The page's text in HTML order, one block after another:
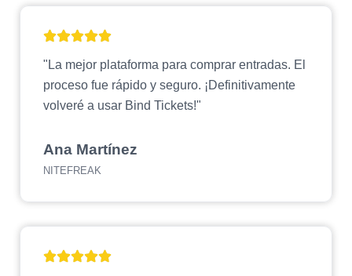
"La mejor plataforma para comprar entradas. El
proceso fue rápido y seguro. ¡Definitivamente
volveré a usar Bind Tickets!"
Ana Martínez
NITEFREAK